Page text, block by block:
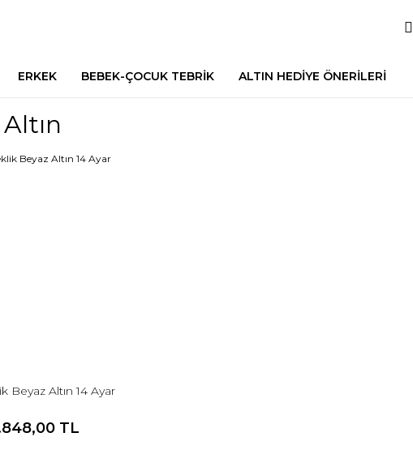
ERKEK BEBEK-ÇOCUK TEBRİK ALTIN HEDİYE ÖNERİLERİ
Beyaz Altın 14 Ayar
TL